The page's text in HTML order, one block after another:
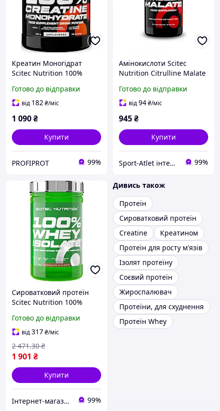
Креатин Моногідрат
Scitec Nutrition 100%
г Угорщина
Готово до відправки
від 182₴/міс
1 090₴
Купити
PROFIPROT 99%
Амінокислоти Scitec
Nutrition Citrulline Malate
Готово до відправки
від94₴/міс
945₴
Купити
Sport-Atlet інтернет-магазин 99%
Сироватковий протеїн
Scitec Nutrition 100%
Шоколад
Готово до відправки
від317₴/міс
1 901 ₴
2 471.30 ₴
Купити
Інтернет-магазин Vitaminka 99%
Дивись також
Протеїн
Сироватковий протеїн
Creatine
Креатином
Протеїн для росту м'язів
Ізолят протеїну
Соєвий протеїн
Жироспалювач
Протеїни, для схуднення
Протеїн Whey